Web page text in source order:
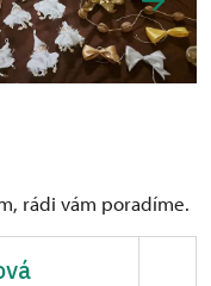
rádi vám poradíme.